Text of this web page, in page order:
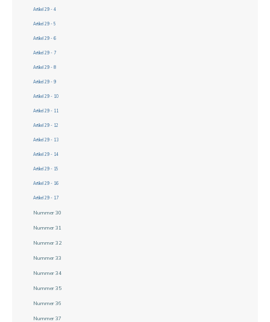
Artikel 29 - 4
Artikel 29 - 5
Artikel 29 - 6
Artikel 29 - 7
Artikel 29 - 8
Artikel 29 - 9
Artikel 29 - 10
Artikel 29 - 11
Artikel 29 - 12
Artikel 29 - 13
Artikel 29 - 14
Artikel 29 - 15
Artikel 29 - 16
Artikel 29 - 17
Nummer 30
Nummer 31
Nummer 32
Nummer 33
Nummer 34
Nummer 35
Nummer 36
Nummer 37